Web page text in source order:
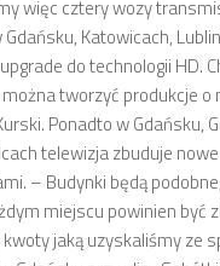
więc cztery wozy
Katowicach,
do technologii HD.
tworzyć produkcje o
Ponadto w Gdańsku,
telewizja zbuduje
– Budynki będą
miejscu powinien być
jaką uzyskaliśmy ze